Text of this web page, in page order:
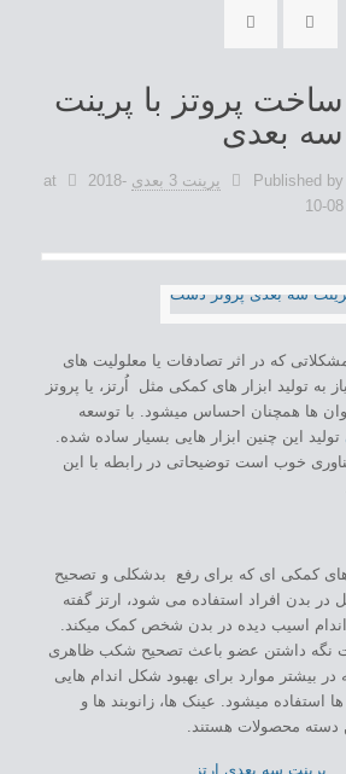
ساخت پروتز با پرینت
سه بعدی
Published by پرینت 3 بعدی at
2018-
10-08
که در اثر تصادفات یا معلولیت های
به تولید ابزار های کمکی مثل اُرتز، یا پروتز
ها همچنان احساس میشود. با توسعه
تولید این چنین ابزار هایی بسیار ساده شده.
خوب است توضیحاتی در رابطه با این
کمکی ای که برای رفع بدشکلی و تصحیح
در بدن افراد استفاده می شود، ارتز گفته
اندام اسیب دیده در بدن شخص کمک میکند.
نگه داشتن عضو باعث تصحیح شکب ظاهری
بیشتر موارد برای بهبود شکل اندام هایی
ها استفاده میشود. عینک ها، زانوبند ها و
دسته محصولات هستند.